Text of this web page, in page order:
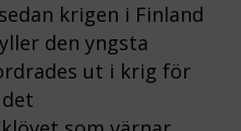
krigen i Finland
den yngsta
ut i krig för